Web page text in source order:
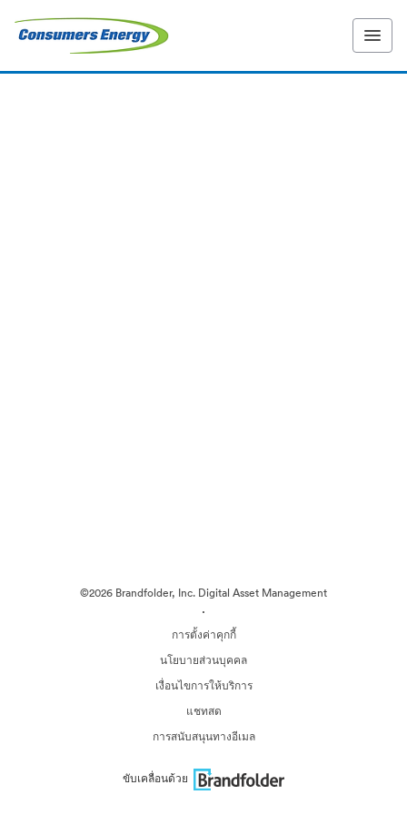
©2026 Brandfolder, Inc. Digital Asset Management
·
การตั้งค่าคุกกี้
นโยบายส่วนบุคคล
เงื่อนไขการให้บริการ
แชทสด
การสนับสนุนทางอีเมล
ขับเคลื่อนด้วย